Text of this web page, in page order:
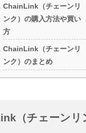
ChainLink（チェーンリ
ンク）の購入方法や買い
方
ChainLink（チェーンリ
ンク）のまとめ
（チェーンリ